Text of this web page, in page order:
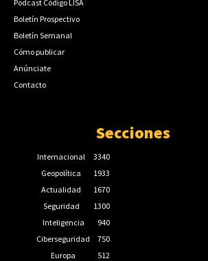
Podcast Código LISA
Boletín Prospectivo
Boletín Semanal
Cómo publicar
Anúnciate
Contacto
Secciones
Internacional
3340
Geopolítica
1933
Actualidad
1670
Seguridad
1300
Inteligencia
940
Ciberseguridad
750
Europa
512